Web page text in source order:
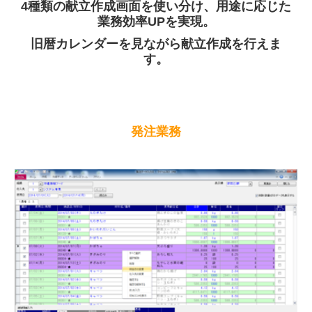
4種類の献立作成画面を使い分け、用途に応じた
業務効率UPを実現。
旧暦カレンダーを見ながら献立作成を行えま
す。
発注業務